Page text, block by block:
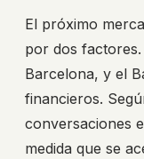
El próximo
por dos
Barcelona, y el
financieros.
conversaciones
medida que se